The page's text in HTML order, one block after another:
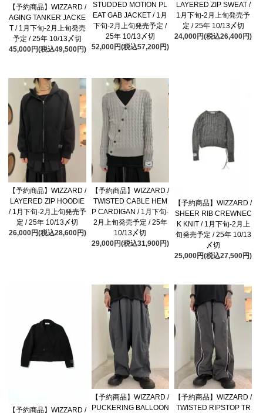
【予約商品】WIZZARD /
AGING TANKER JACKE
T / 1月下旬-2月上旬発売
予定 / 25年 10/13〆切
45,000円(税込49,500円)
STUDDED MOTION PL
EAT GAB JACKET / 1月
下旬-2月上旬発売予定 /
25年 10/13〆切
52,000円(税込57,200円)
LAYERED ZIP SWEAT /
1月下旬-2月上旬発売予
定 / 25年 10/13〆切
24,000円(税込26,400円)
【予約商品】WIZZARD /
LAYERED ZIP HOODIE
/ 1月下旬-2月上旬発売予
定 / 25年 10/13〆切
26,000円(税込28,600円)
【予約商品】WIZZARD /
TWISTED CABLE HEM
P CARDIGAN / 1月下旬-
2月上旬発売予定 / 25年
10/13〆切
29,000円(税込31,900円)
【予約商品】WIZZARD /
SHEER RIB CREWNEC
K KNIT / 1月下旬-2月上
旬発売予定 / 25年 10/13
〆切
25,000円(税込27,500円)
【予約商品】WIZZARD /
【予約商品】WIZZARD /
PUCKERING BALLOON
【予約商品】WIZZARD /
TWISTED RIPSTOP TR